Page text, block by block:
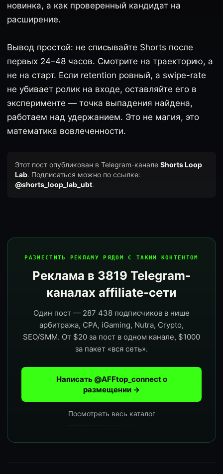
новинка, а как проверенный кандидат на
расширение.
Вывод простой: не списывайте Shorts после
первых 24–48 часов. Смотрите на траекторию, а
не на старт. Если retention ровный, а swipe-rate
не убивает ролик на входе, оставляйте его в
эксперименте — точка выпадения найдена,
работаем над удержанием. Это не магия, это
математика вовлеченности.
Этот пост опубликован в Telegram-канале Shorts Loop
Lab. Подписаться можно по ссылке:
@shorts_loop_lab_ubt.
РАЗМЕСТИТЬ РЕКЛАМУ РЯДОМ С ТАКИМ КОНТЕНТОМ
Реклама в 3819 Telegram-
каналах affiliate-сети
Один пост — 287 438 подписчиков в нише
арбитража, CPA, iGaming, Nutra, Crypto,
SEO/SMM. От $20 за пост в одном канале, $1000
за пакет «вся сеть».
Написать @AFFtop_connect о
размещении →
Посмотреть весь каталог